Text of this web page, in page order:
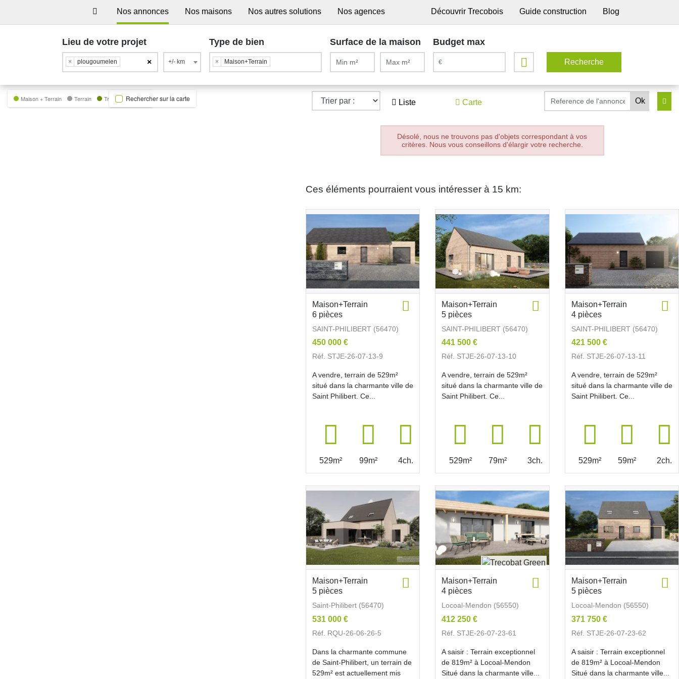
Nos annonces Nos maisons Nos autres solutions Nos agences Découvrir Trecobois Guide construction Blog
Lieu de votre projet
×
× plougoumelen +/- km
Type de bien
× Maison+Terrain
Surface de la maison Budget max
Liste Carte
Maison + Terrain Terrain Trecobat GreenRechercher sur la carte
Désolé, nous ne trouvons pas d'objets correspondant à vos
critères. Nous vous conseillons d'élargir votre recherche.
Ces éléments pourraient vous intéresser à 15 km:
Maison+Terrain
6 pièces
SAINT-PHILIBERT (56470)
450 000 €
Réf. STJE-26-07-13-9
A vendre, terrain de 529m²
situé dans la charmante ville de
Saint Philibert. Ce...
529m² 99m² 4ch.
Maison+Terrain
5 pièces
SAINT-PHILIBERT (56470)
441 500 €
Réf. STJE-26-07-13-10
A vendre, terrain de 529m²
situé dans la charmante ville de
Saint Philibert. Ce...
529m² 79m² 3ch.
Maison+Terrain
4 pièces
SAINT-PHILIBERT (56470)
421 500 €
Réf. STJE-26-07-13-11
A vendre, terrain de 529m²
situé dans la charmante ville de
Saint Philibert. Ce...
529m² 59m² 2ch.
Maison+Terrain
5 pièces
Saint-Philibert (56470)
531 000 €
Réf. RQU-26-06-26-5
Dans la charmante commune
de Saint-Philibert, un terrain de
529m² est actuellement mis
Maison+Terrain
4 pièces
Locoal-Mendon (56550)
412 250 €
Réf. STJE-26-07-23-61
A saisir : Terrain exceptionnel
de 819m² à Locoal-Mendon
Situé dans la charmante ville...
Maison+Terrain
5 pièces
Locoal-Mendon (56550)
371 750 €
Réf. STJE-26-07-23-62
A saisir : Terrain exceptionnel
de 819m² à Locoal-Mendon
Situé dans la charmante ville...